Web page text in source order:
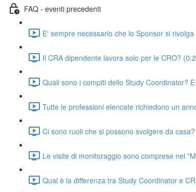
FAQ - eventi precedenti
E' sempre necessario che lo Sponsor si
Il CRA dipendente lavora solo per le CRO?
Quali sono i compiti dello Study Coordinator?
Tutte le professioni elencate richiedono un
Ci sono ruoli che si possono svolgere da
Le visite di monitoraggio sono comprese nel
Qual è la differenza tra Study Coordinator e